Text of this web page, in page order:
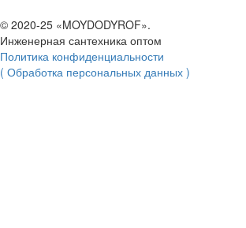
© 2020-25 «MOYDODYROF».
Инженерная сантехника оптом
Политика конфиденциальности
( Обработка персональных данных )